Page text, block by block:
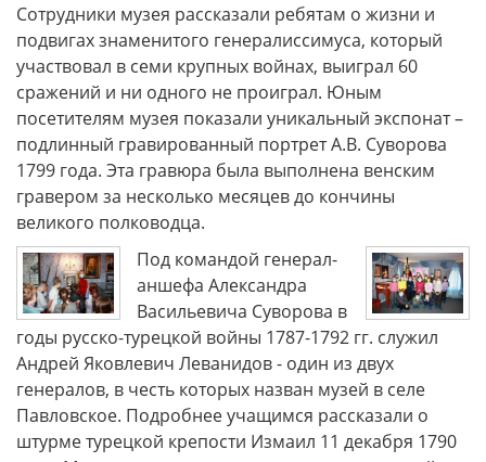
Сотрудники музея рассказали ребятам о жизни и
подвигах знаменитого генералиссимуса, который
участвовал в семи крупных войнах, выиграл 60
сражений и ни одного не проиграл. Юным
посетителям музея показали уникальный экспонат –
подлинный гравированный портрет А.В. Суворова
1799 года. Эта гравюра была выполнена венским
гравером за несколько месяцев до кончины
великого полководца.
Под командой генерал-
аншефа Александра
Васильевича Суворова в
годы русско-турецкой войны 1787-1792 гг. служил
Андрей Яковлевич Леванидов - один из двух
генералов, в честь которых назван музей в селе
Павловское. Подробнее учащимся рассказали о
штурме турецкой крепости Измаил 11 декабря 1790